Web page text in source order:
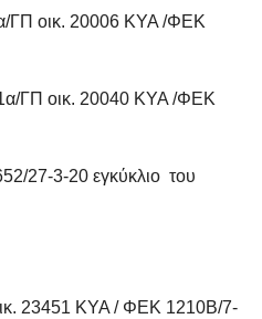
οικ. 20006 ΚΥΑ /ΦΕΚ
ΓΠ οικ. 20040 ΚΥΑ /ΦΕΚ
27-3-20 εγκύκλιο του
23451 ΚΥΑ / ΦΕΚ 1210Β/7-